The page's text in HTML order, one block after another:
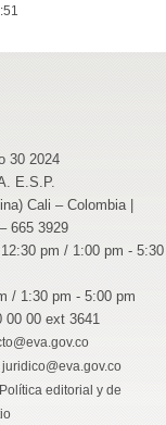
30 2024
E.S.P.
Cali – Colombia |
665 3929
pm / 1:00 pm - 5:30
pm - 5:00 pm
00 00 ext 3641
juridico@eva.gov.co
Política editorial y de